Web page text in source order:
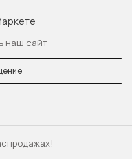
наш сайт